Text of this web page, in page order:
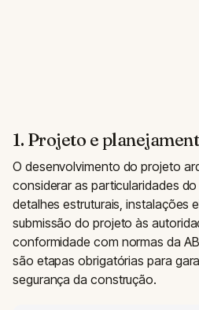
1. Projeto e
O desenvolvimento do projeto
considerar as particularidades
detalhes estruturais, instalações
submissão do projeto às
conformidade com normas da
são etapas obrigatórias para
segurança da construção.